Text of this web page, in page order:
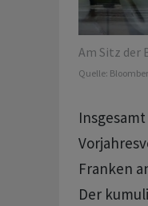
Am Sitz der
Quelle:
Franken
Der